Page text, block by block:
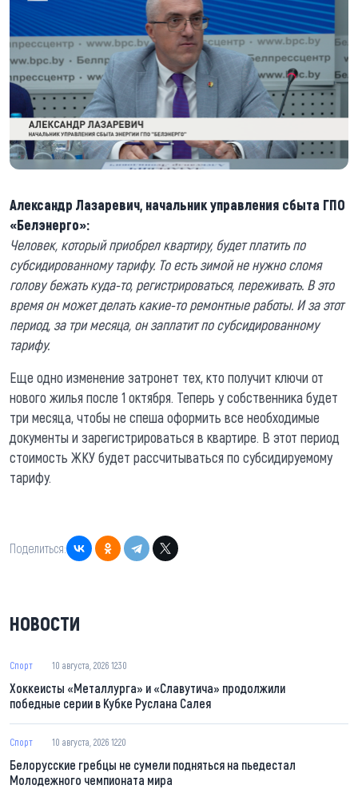
Александр Лазаревич, начальник управления сбыта ГПО
«Белэнерго»:
Человек, который приобрел квартиру, будет платить по
субсидированному тарифу. То есть зимой не нужно сломя
голову бежать куда-то, регистрироваться, переживать. В это
время он может делать какие-то ремонтные работы. И за этот
период, за три месяца, он заплатит по субсидированному
тарифу.
Еще одно изменение затронет тех, кто получит ключи от
нового жилья после 1 октября. Теперь у собственника будет
три месяца, чтобы не спеша оформить все необходимые
документы и зарегистрироваться в квартире. В этот период
стоимость ЖКУ будет рассчитываться по субсидируемому
тарифу.
Поделиться:
НОВОСТИ
Спорт 10 августа, 2026 12:30
Хоккеисты «Металлурга» и «Славутича» продолжили
победные серии в Кубке Руслана Салея
Спорт 10 августа, 2026 12:20
Белорусские гребцы не сумели подняться на пьедестал
Молодежного чемпионата мира